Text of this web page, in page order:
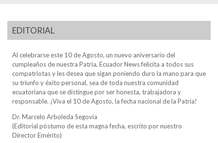
EDITORIAL
Al celebrarse este 10 de Agosto, un nuevo aniversario del
cumpleaños de nuestra Patria, Ecuador News felicita a todos sus
compatriotas y les desea que sigan poniendo duro la mano para que
su triunfo y éxito personal, sea de toda nuestra comunidad
ecuatoriana que se distingue por ser honesta, trabajadora y
responsable. ¡Viva el 10 de Agosto, la fecha nacional de la Patria!
Dr. Marcelo Arboleda Segovia
(Editorial póstumo de esta magna fecha, escrito por nuestro
Director Emérito)